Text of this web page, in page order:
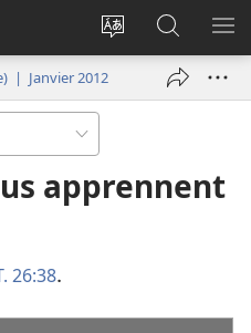
Changer
langue
Se
connecter
nouvelle
sur
JW.ORG
| Janvier 2012
apprennent
26:38.